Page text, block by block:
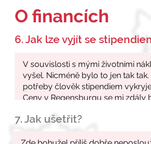
O financích
6. Jak lze vyjít se
7. Jak ušetřit?